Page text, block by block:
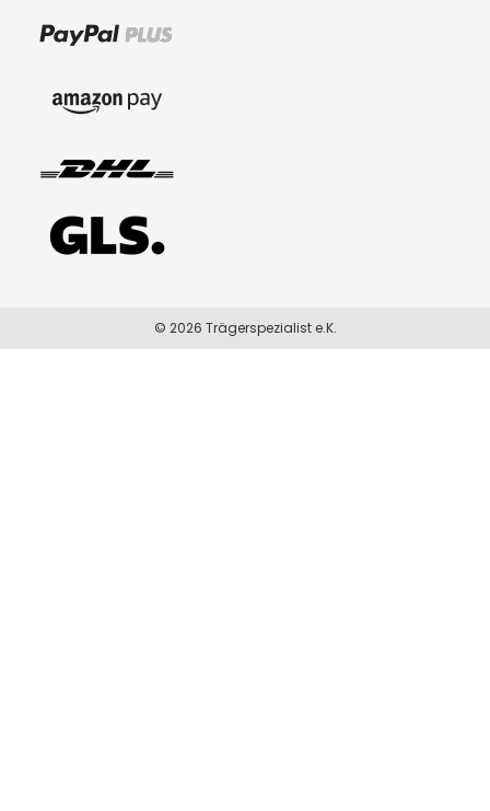
© 2026 Trägerspezialist e.K.